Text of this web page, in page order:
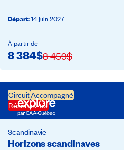
Départ:14 juin 2027
À partir de
8 459$
8 384$
CircuitAccompagné
Réservez tôt
Horizons scandinaves
Scandinavie